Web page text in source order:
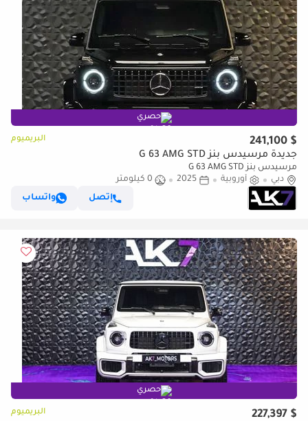
حصري
$ 241,100 البريميوم
جديدة مرسيدس بنز G 63 AMG STD
مرسيدس بنز G 63 AMG STD
دبي
أوروبية 2025
0 كيلومتر
إتصل
واتساب
حصري
$ 227,397 البريميوم